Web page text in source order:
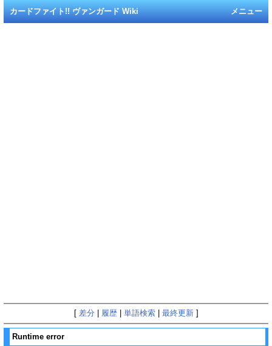
メニュー
カードファイト!! ヴァンガード Wiki
[ 差分 履歴| 単語検索| 最終更新]
Runtime error